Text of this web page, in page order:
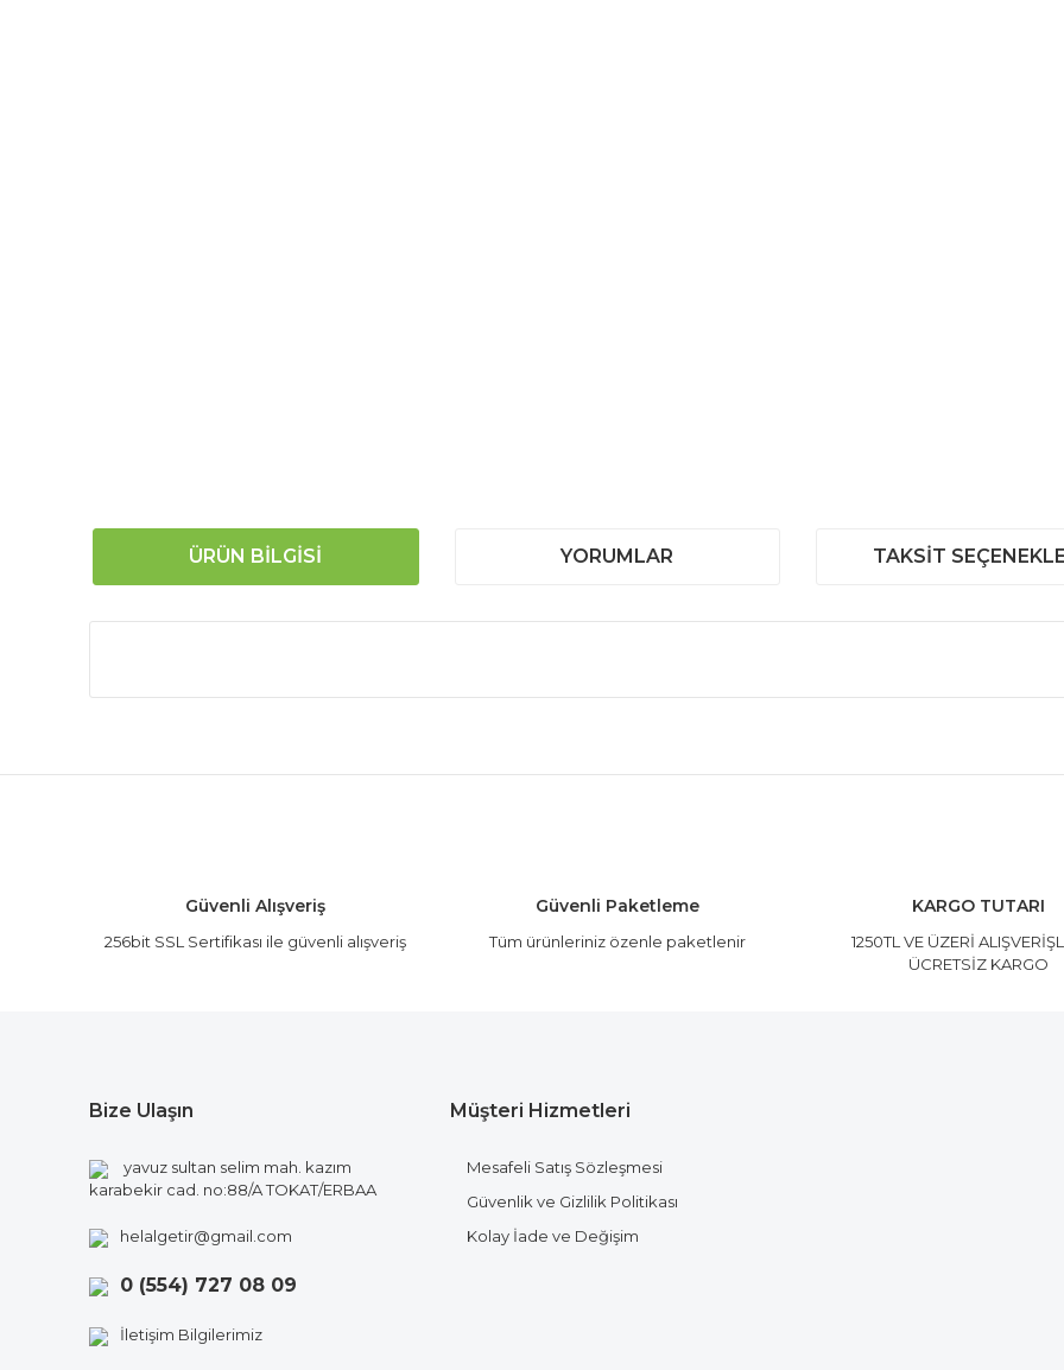
ÜRÜN BILGISI YORUMLAR TAKSIT
Bu ürüne ilk yorumu siz yapın!
Güvenli Alışveriş
256bit SSL Sertifikası ile güvenli alışveriş
Güvenli Paketleme
Tüm ürünleriniz özenle paketlenir
KARGO TUTARI
1250TL VE ÜZERİ
ÜCRETSİZ KARGO
Bize Ulaşın
yavuz sultan selim mah. kazım
karabekir cad. no:88/A TOKAT/ERBAA
helalgetir@gmail.com
0 (554) 727 08 09
İletişim Bilgilerimiz
Müşteri Hizmetleri
Mesafeli Satış Sözleşmesi
Güvenlik ve Gizlilik Politikası
Kolay İade ve Değişim